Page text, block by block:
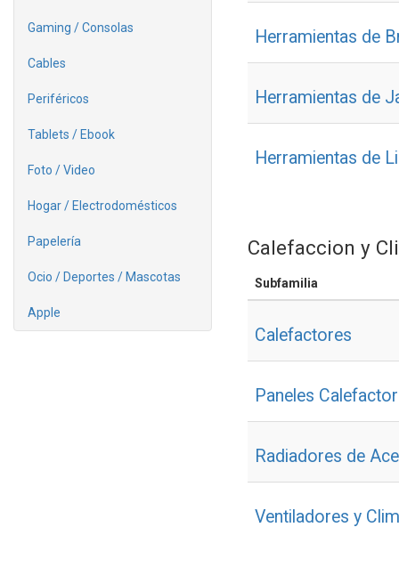
Gaming / Consolas
Cables
Periféricos
Tablets / Ebook
Foto / Video
Hogar / Electrodomésticos
Papelería
Ocio / Deportes / Mascotas
Apple
Herramientas de
Herramientas de
Herramientas de
Calefaccion y
Subfamilia
Calefactores
Paneles
Radiadores de
Ventiladores y